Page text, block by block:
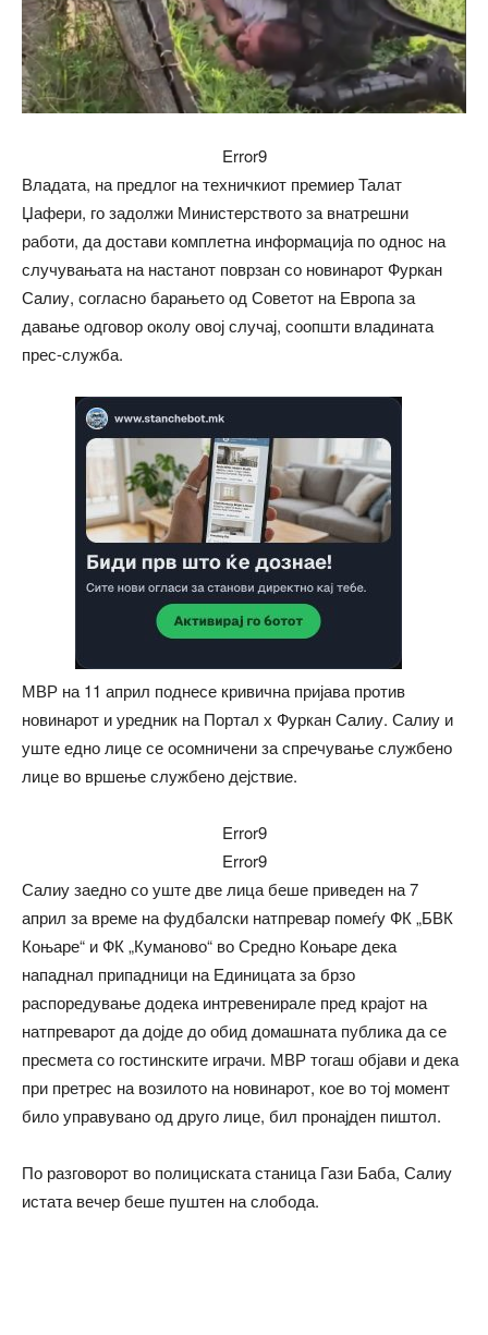
Error9
Владата, на предлог на техничкиот премиер Талат
Џафери, го задолжи Министерството за внатрешни
работи, да достави комплетна информација по однос на
случувањата на настанот поврзан со новинарот Фуркан
Салиу, согласно барањето од Советот на Европа за
давање одговор околу овој случај, соопшти владината
прес-служба.
МВР на 11 април поднесе кривична пријава против
новинарот и уредник на Портал х Фуркан Салиу. Салиу и
уште едно лице се осомничени за спречување службено
лице во вршење службено дејствие.
Error9
Error9
Салиу заедно со уште две лица беше приведен на 7
април за време на фудбалски натпревар помеѓу ФК „БВК
Коњаре“ и ФК „Куманово“ во Средно Коњаре дека
нападнал припадници на Единицата за брзо
распоредување додека интревенирале пред крајот на
натпреварот да дојде до обид домашната публика да се
пресмета со гостинските играчи. МВР тогаш објави и дека
при претрес на возилото на новинарот, кое во тој момент
било управувано од друго лице, бил пронајден пиштол.
По разговорот во полициската станица Гази Баба, Салиу
истата вечер беше пуштен на слобода.